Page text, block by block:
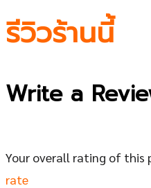
รีวิวร้านนี้
Write a
Your overall rating of this
rate